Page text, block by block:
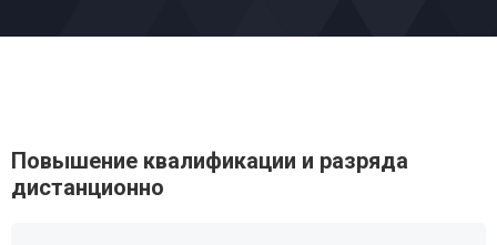
Повышение квалификации и разряда
дистанционно